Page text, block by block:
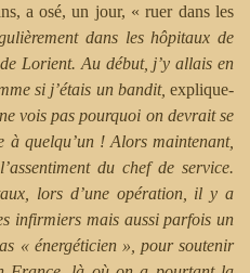
a osé, un jour, « ruer dans les
dans les hôpitaux de
Lorient. Au début, j’y allais en
si j’étais un bandit, explique-
vois pas pourquoi on devrait se
quelqu’un ! Alors maintenant,
du chef de service.
lors d’une opération, il y a
infirmiers mais aussi parfois un
« énergéticien », pour soutenir